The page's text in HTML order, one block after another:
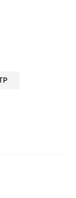
в Messenger
в LinkedIn
news
в LinkedIn